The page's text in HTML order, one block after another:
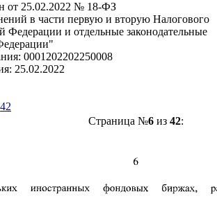
от 25.02.2022 № 18-ФЗ
в части первую и вторую Налогового
Федерации и отдельные законодательные
0001202202250008
25.02.2022
42
Страница №6из 42: